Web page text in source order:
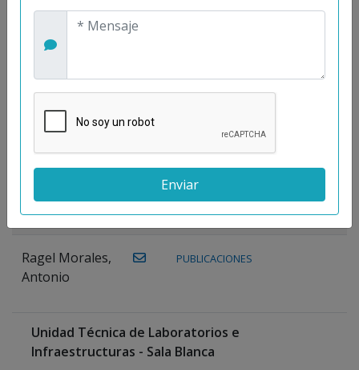
Prieto, Antonio
Mora
Gutiérrez, José
PUBLICACIONES
Moreno
Rocío
Ragel Morales,
Antonio
PUBLICACIONES
Unidad Técnica de Laboratorios e
Infraestructuras - Sala Blanca